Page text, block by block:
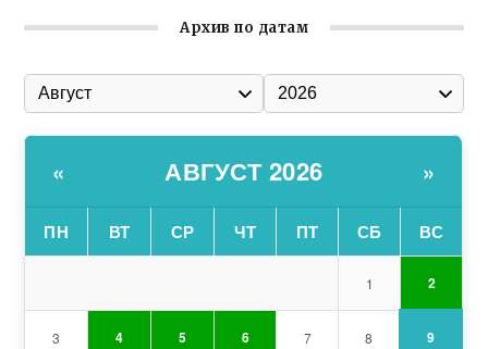
Архив по датам
« АВГУСТ 2026 »
ПН ВТ СР ЧТ ПТ СБ ВС
1 2
3 4 5 6 7 8 9